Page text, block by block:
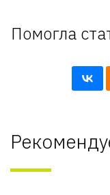
Помогла